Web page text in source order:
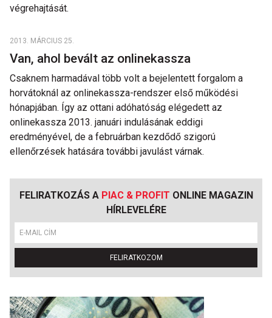
végrehajtását.
2013. MÁRCIUS 25.
Van, ahol bevált az onlinekassza
Csaknem harmadával több volt a bejelentett forgalom a
horvátoknál az onlinekassza-rendszer első működési
hónapjában. Így az ottani adóhatóság elégedett az
onlinekassza 2013. januári indulásának eddigi
eredményével, de a februárban kezdődő szigorú
ellenőrzések hatására további javulást várnak.
FELIRATKOZÁS A PIAC & PROFIT ONLINE MAGAZIN
HÍRLEVELÉRE
FELIRATKOZOM